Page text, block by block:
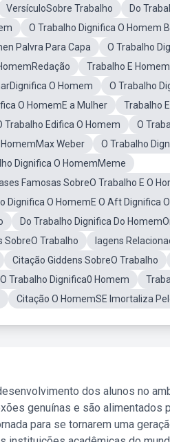
VersículoSobre Trabalho
Do
O Trabalho Dignifica O Homem
Palvra Para Capa
O Trabalho
Trabalho E
O Homem
O Trabalho
O HomemE a Mulher
Trabalho
Trabalho Edifica O Homem
O
Weber
O Trabalho
Dignifica O HomemMeme
Famosas SobreO Trabalho E O
Dignifica O HomemE O Aft Dignifica
Do Trabalho Dignifica Do
SobreO Trabalho
Iagens
Citação Giddens SobreO Trabalho
Trabalho Dignifica0 Homem
Citação O HomemSE Imortaliza
dos alunos no
genuínas e são alimentados
para se tornarem uma